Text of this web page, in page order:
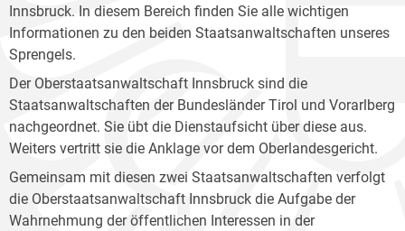
Innsbruck. In diesem Bereich finden Sie alle wichtigen
Informationen zu den beiden Staatsanwaltschaften unseres
Sprengels.
Der Oberstaatsanwaltschaft Innsbruck sind die
Staatsanwaltschaften der Bundesländer Tirol und Vorarlberg
nachgeordnet. Sie übt die Dienstaufsicht über diese aus.
Weiters vertritt sie die Anklage vor dem Oberlandesgericht.
Gemeinsam mit diesen zwei Staatsanwaltschaften verfolgt
die Oberstaatsanwaltschaft Innsbruck die Aufgabe der
Wahrnehmung der öffentlichen Interessen in der